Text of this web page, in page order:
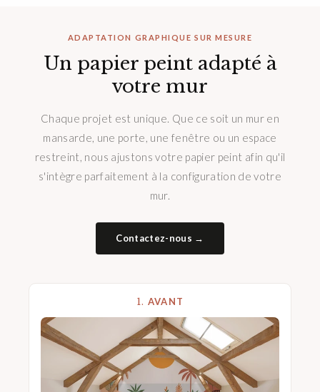
ADAPTATION GRAPHIQUE SUR MESURE
Un papier peint adapté à
votre mur
Chaque projet est unique. Que ce soit un mur en
mansarde, une porte, une fenêtre ou un espace
restreint, nous ajustons votre papier peint afin qu'il
s'intègre parfaitement à la configuration de votre
mur.
Contactez-nous →
1. AVANT